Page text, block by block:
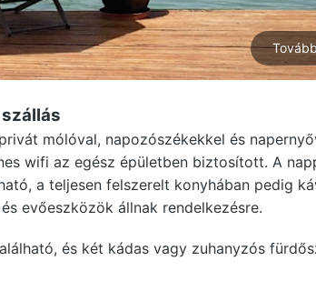
mólóval, napozószékekkel és
wifi az egész épületben biztosított. A
a teljesen felszerelt konyhában pedig
evőeszközök állnak rendelkezésre.
és két kádas vagy zuhanyzós